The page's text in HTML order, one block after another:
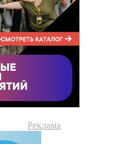
Реклама